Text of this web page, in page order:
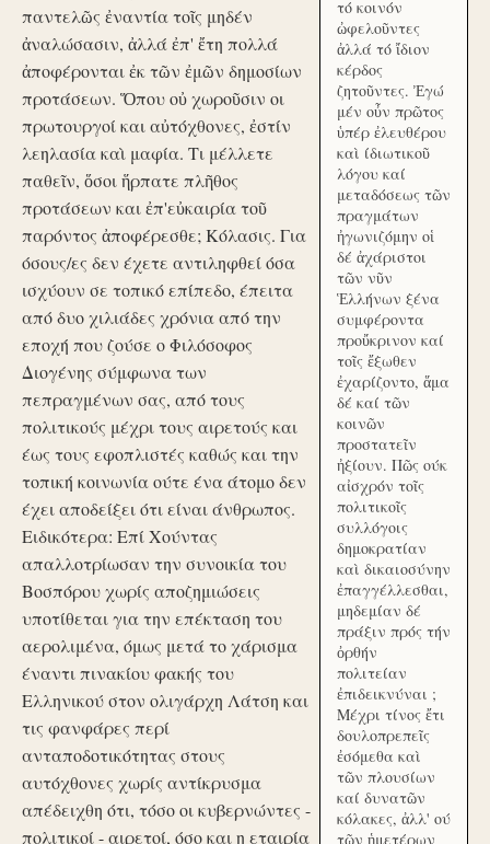
παντελῶς ἐναντία τοῖς μηδέν
ἀναλώσασιν, ἀλλά ἐπ' ἔτη πολλά
ἀποφέρονται ἐκ τῶν ἐμῶν δημοσίων
προτάσεων. Ὅπου οὐ χωροῦσιν οι
πρωτουργοί και αὐτόχθονες, ἐστίν
λεηλασία καὶ μαφία. Τι μέλλετε
παθεῖν, ὅσοι ἥρπατε πλῆθος
προτάσεων και ἐπ'εὐκαιρία τοῦ
παρόντος ἀποφέρεσθε; Κόλασις. Για
όσους/ες δεν έχετε αντιληφθεί όσα
ισχύουν σε τοπικό επίπεδο, έπειτα
από δυο χιλιάδες χρόνια από την
εποχή που ζούσε ο Φιλόσοφος
Διογένης σύμφωνα των
πεπραγμένων σας, από τους
πολιτικούς μέχρι τους αιρετούς και
έως τους εφοπλιστές καθώς και την
τοπική κοινωνία ούτε ένα άτομο δεν
έχει αποδείξει ότι είναι άνθρωπος.
Ειδικότερα: Επί Χούντας
απαλλοτρίωσαν την συνοικία του
Βοσπόρου χωρίς αποζημιώσεις
υποτίθεται για την επέκταση του
αερολιμένα, όμως μετά το χάρισμα
έναντι πινακίου φακής του
Ελληνικού στον ολιγάρχη Λάτση και
τις φανφάρες περί
ανταποδοτικότητας στους
αυτόχθονες χωρίς αντίκρυσμα
απέδειχθη ότι, τόσο οι κυβερνώντες -
πολιτικοί - αιρετοί, όσο και η εταιρία
τό κοινόν
ὠφελοῦντες
ἀλλά τό ἴδιον
κέρδος
ζητοῦντες. Ἐγώ
μέν οὖν πρῶτος
ὑπέρ ἐλευθέρου
καὶ ίδιωτικοῦ
λόγου καί
μεταδόσεως τῶν
πραγμάτων
ἠγωνιζόμην οἱ
δέ ἀχάριστοι
τῶν νῦν
Ἑλλήνων ξένα
συμφέροντα
προὔκρινον καί
τοῖς ἔξωθεν
ἐχαρίζοντο, ἅμα
δέ καί τῶν
κοινῶν
προστατεῖν
ἠξίουν. Πῶς ούκ
αἰσχρόν τοῖς
πολιτικοῖς
συλλόγοις
δημοκρατίαν
καὶ δικαιοσύνην
ἐπαγγέλλεσθαι,
μηδεμίαν δέ
πράξιν πρός τήν
ὀρθήν
πολιτείαν
ἐπιδεικνύναι ;
Μέχρι τίνος ἔτι
δουλοπρεπεῖς
ἐσόμεθα καὶ
τῶν πλουσίων
καί δυνατῶν
κόλακες, ἀλλ' ού
τῶν ἡμετέρων